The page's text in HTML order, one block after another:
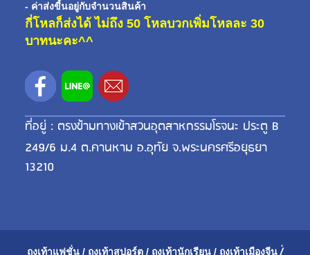
- ค่าส่งขี้นอยู่กับจำนวนสินค้า
กี่โหลก็ส่งได้ ไม่ถึง 50 โหลบวกเพิ่มโหลละ 30
บาทนะคะ^^
ที่อยู่ : ตรงข้ามทางเข้าสวนอุตสาหกรรมโรจนะ ประตู B
249/6 ม.4 ต.คานหาม อ.อุทัย จ.พระนครศรีอยุธยา
13210
ถุงเท้าแฟชั่น / ถุงเท้าสปอร์ต / ถุงเท้านักเรียน / ถุงเท้าเมืองจีน /่